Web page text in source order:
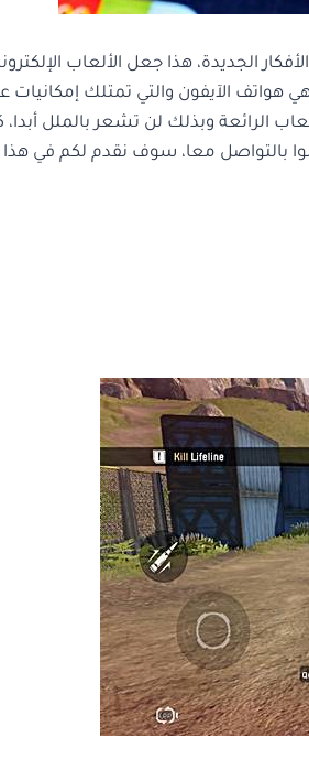
الجديدة، هذا جعل الألعاب
الآيفون والتي تمتلك إمكانيات
الرائعة وبذلك لن تشعر بالملل أبدا،
بالتواصل معا، سوف نقدم لكم في هذا